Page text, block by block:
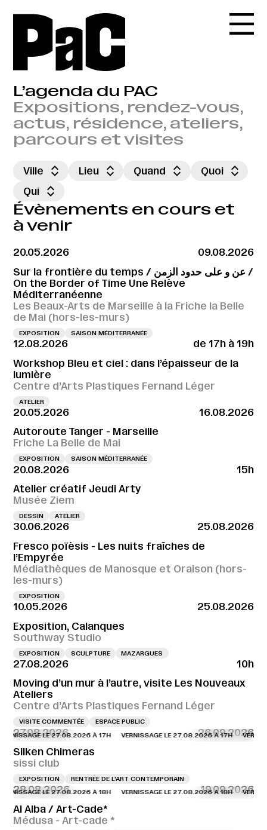
L’agenda du PAC
Expositions, rendez-vous,
actus, résidence, ateliers,
parcours et visites
Ville Lieu Quand
Quoi
Qui
Évènements en cours et
à venir
20.05.2026
09.08.2026
Sur la frontière du temps / عن و على حدود الزمن /
On the Border of Time Une Relève
Méditerranéenne
Les Beaux-Arts de Marseille à la Friche la Belle
de Mai (hors-les-murs)
EXPOSITION SAISON MÉDITERRANÉE
12.08.2026
de 17h à 19h
Workshop Bleu et ciel : dans l’épaisseur de la
lumière
Centre d’Arts Plastiques Fernand Léger
ATELIER
20.05.2026
16.08.2026
Autoroute Tanger - Marseille
Friche La Belle de Mai
EXPOSITION SAISON MÉDITERRANÉE
20.08.2026
15h
Atelier créatif Jeudi Arty
Musée Ziem
DESSIN ATELIER
30.06.2026
25.08.2026
Fresco poïèsis - Les nuits fraîches de
l’Empyrée
Médiathèques de Manosque et Oraison (hors-
les-murs)
EXPOSITION
10.05.2026
25.08.2026
Exposition, Calanques
Southway Studio
EXPOSITION SCULPTURE MAZARGUES
27.08.2026
10h
Moving d’un mur à l’autre, visite Les Nouveaux
Ateliers
Centre d’Arts Plastiques Fernand Léger
VISITE COMMENTÉE ESPACE PUBLIC
27.08.2026 26.09.2026
LE 27.08.2026 À 17H VERNISSAGE LE 27.08.2026 À 17H
Silken Chimeras
sissi club
EXPOSITION RENTRÉE DE L'ART CONTEMPORAIN
28.08.2026 19.09.2026
LE 27.08.2026 À 18H VERNISSAGE LE 27.08.2026 À 18H
Al Alba / Art-Cade*
Médusa - Art-cade *